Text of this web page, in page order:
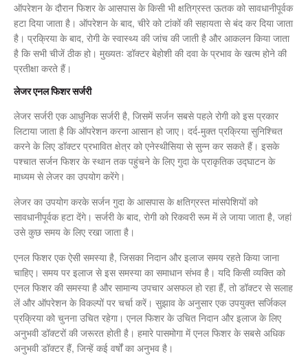
ऑपरेशन के दौरान फिशर के आसपास के किसी भी क्षतिग्रस्त ऊतक को सावधानीपूर्वक
हटा दिया जाता है। ऑपरेशन के बाद, चीरे को टांकों की सहायता से बंद कर दिया जाता
है। प्रक्रिया के बाद, रोगी के स्वास्थ्य की जांच की जाती है और आकलन किया जाता
है कि सभी चीजें ठीक हो। मुख्यतः डॉक्टर बेहोशी की दवा के प्रभाव के खत्म होने की
प्रतीक्षा करते हैं।
लेजर एनल फिशर सर्जरी
लेजर सर्जरी एक आधुनिक सर्जरी है, जिसमें सर्जन सबसे पहले रोगी को इस प्रकार
लिटाया जाता है कि ऑपरेशन करना आसान हो जाए। दर्द-मुक्त प्रक्रिया सुनिश्चित
करने के लिए डॉक्टर प्रभावित क्षेत्र को एनेस्थीसिया से सुन्न कर सकते हैं। इसके
पश्चात सर्जन फिशर के स्थान तक पहुंचने के लिए गुदा के प्राकृतिक उद्घाटन के
माध्यम से लेजर का उपयोग करेंगे।
लेजर का उपयोग करके सर्जन गुदा के आसपास के क्षतिग्रस्त मांसपेशियों को
सावधानीपूर्वक हटा देंगे। सर्जरी के बाद, रोगी को रिकवरी रूम में ले जाया जाता है, जहां
उसे कुछ समय के लिए रखा जाता है।
एनल फिशर एक ऐसी समस्या है, जिसका निदान और इलाज समय रहते किया जाना
चाहिए। समय पर इलाज से इस समस्या का समाधान संभव है। यदि किसी व्यक्ति को
एनल फिशर की समस्या है और सामान्य उपचार असफल हो रहा हैं, तो डॉक्टर से सलाह
लें और ऑपरेशन के विकल्पों पर चर्चा करें। सुझाव के अनुसार एक उपयुक्त सर्जिकल
प्रक्रिया को चुनना उचित रहेगा। एनल फिशर के उचित निदान और इलाज के लिए
अनुभवी डॉक्टरों की जरूरत होती है। हमारे पासमोगा में एनल फिशर के सबसे अधिक
अनुभवी डॉक्टर हैं, जिन्हें कई वर्षों का अनुभव है।